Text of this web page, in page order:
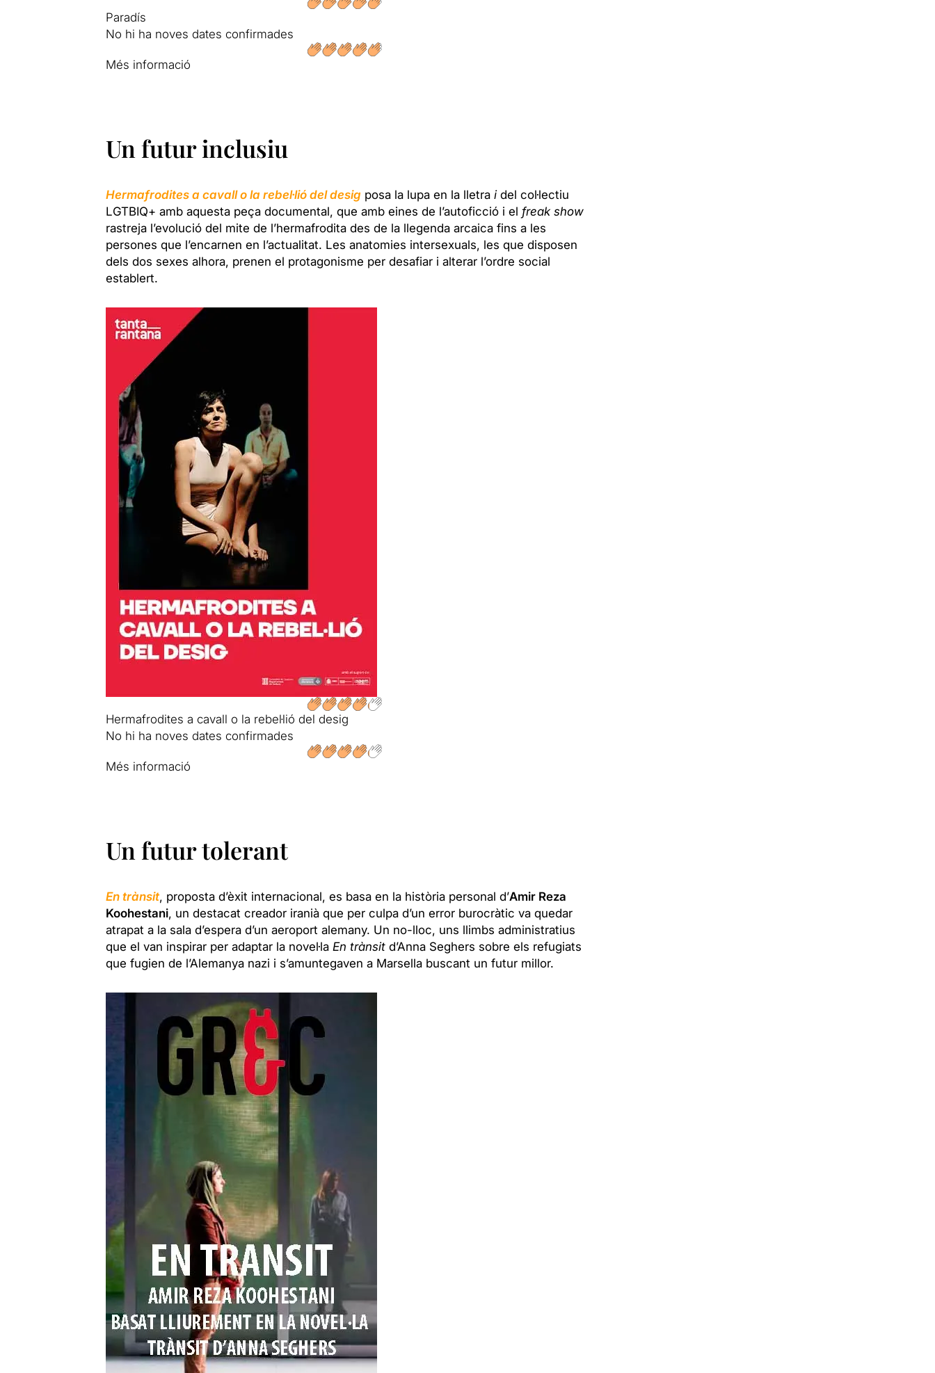
Paradís
No hi ha noves dates confirmades
Més informació
Un futur inclusiu
Hermafrodites a cavall o la rebel·lió del desig posa la lupa en la lletra i del col·lectiu
LGTBIQ+ amb aquesta peça documental, que amb eines de l’autoficció i el freak show
rastreja l’evolució del mite de l’hermafrodita des de la llegenda arcaica fins a les
persones que l’encarnen en l’actualitat. Les anatomies intersexuals, les que disposen
dels dos sexes alhora, prenen el protagonisme per desafiar i alterar l’ordre social
establert.
Hermafrodites a cavall o la rebel·lió del desig
No hi ha noves dates confirmades
Més informació
Un futur tolerant
En trànsit, proposta d’èxit internacional, es basa en la història personal d’Amir Reza
Koohestani, un destacat creador iranià que per culpa d’un error burocràtic va quedar
atrapat a la sala d’espera d’un aeroport alemany. Un no-lloc, uns llimbs administratius
que el van inspirar per adaptar la novel·la En trànsitd’Anna Seghers sobre els refugiats
que fugien de l’Alemanya nazi i s’amuntegaven a Marsella buscant un futur millor.